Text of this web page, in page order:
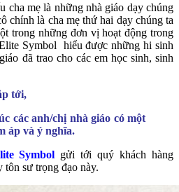
cha mẹ là những nhà giáo dạy chúng
chính là cha mẹ thứ hai dạy chúng ta
trong những đơn vị hoạt động trong
Symbol hiểu được những hi sinh
đã trao cho các em học sinh, sinh
tới,
các anh/chị nhà giáo có một
áp và ý nghĩa.
Symbol gửi tới quý khách hàng
tôn sư trọng đạo này.